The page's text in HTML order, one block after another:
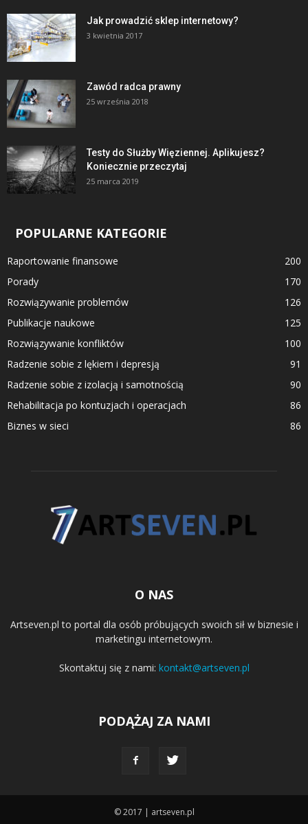
Jak prowadzić sklep internetowy?
3 kwietnia 2017
Zawód radca prawny
25 września 2018
Testy do Służby Więziennej. Aplikujesz?
Koniecznie przeczytaj
25 marca 2019
POPULARNE KATEGORIE
Raportowanie finansowe
200
Porady
170
Rozwiązywanie problemów
126
Publikacje naukowe
125
Rozwiązywanie konfliktów
100
Radzenie sobie z lękiem i depresją
91
Radzenie sobie z izolacją i samotnością
90
Rehabilitacja po kontuzjach i operacjach
86
Biznes w sieci
86
O NAS
Artseven.pl to portal dla osób próbujących swoich sił w biznesie i
marketingu internetowym.
Skontaktuj się z nami: kontakt@artseven.pl
PODĄŻAJ ZA NAMI
© 2017 | artseven.pl